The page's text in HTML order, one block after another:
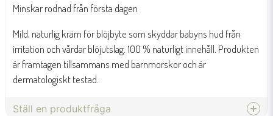
Minskar rodnad från första dagen
Mild, naturlig kräm för blöjbyte som skyddar babyns hud från
irritation och vårdar blöjutslag. 100 % naturligt innehåll. Produkten
är framtagen tillsammans med barnmorskor och är
dermatologiskt testad.
Ställ en produktfråga